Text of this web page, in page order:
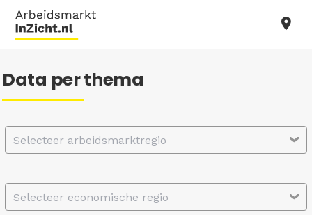
Data per thema
Selecteer arbeidsmarktregio
Selecteer economische regio